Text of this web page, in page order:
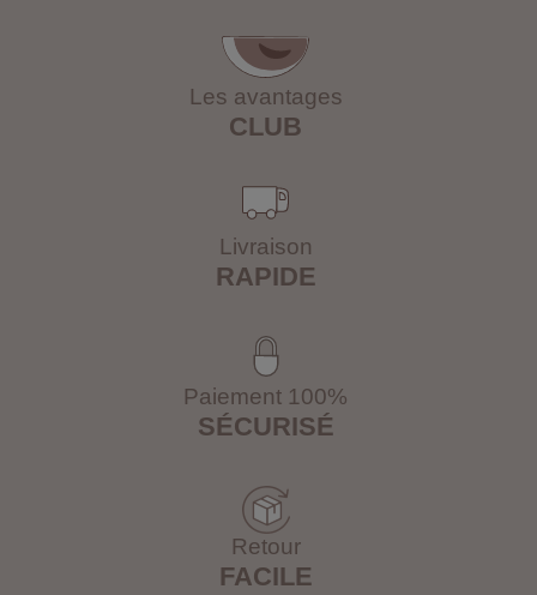
Les avantages
CLUB
Livraison
RAPIDE
Paiement 100%
SÉCURISÉ
Retour
FACILE